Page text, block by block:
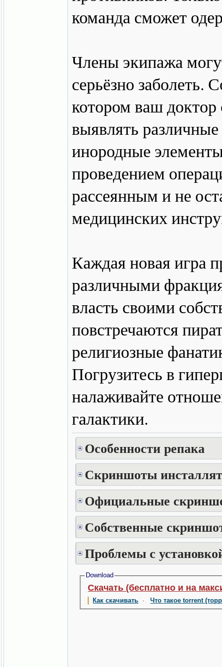
команда сможет
Члены экипажа
серьёзно заболеть.
котором ваш доктор
выявлять
инородные
проведением
рассеянным и не
медицинских
Каждая новая игра
различными
власть своими
повстречаются
религиозные
Погрузитесь в
налаживайте
галактики.
Особенности репака
Скриншоты
Официальные
Собственные
Проблемы с
Download
Скачать (бесплатно и на
Как скачивать ·Что такое torrent